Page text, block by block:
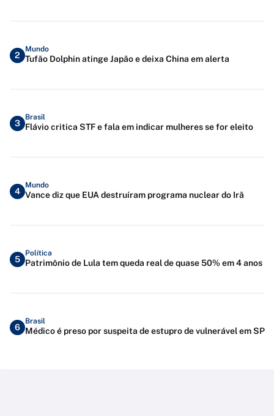
2
Mundo
Tufão Dolphin atinge Japão e deixa China em alerta
3
Brasil
Flávio critica STF e fala em indicar mulheres se for eleito
4
Mundo
Vance diz que EUA destruíram programa nuclear do Irã
5
Política
Patrimônio de Lula tem queda real de quase 50% em 4 anos
6
Brasil
Médico é preso por suspeita de estupro de vulnerável em SP